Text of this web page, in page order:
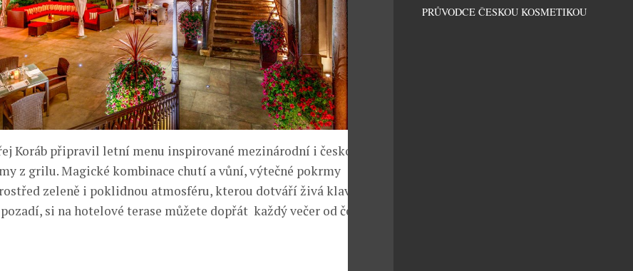
Koráb připravil letní menu inspirované mezinárodní i českou
z grilu. Magické kombinace chutí a vůní, výtečné pokrmy
zeleně i poklidnou atmosféru, kterou dotváří živá klavírní
si na hotelové terase můžete dopřát každý večer od června
PRŮVODCE ČESKOU KOSMETIKOU